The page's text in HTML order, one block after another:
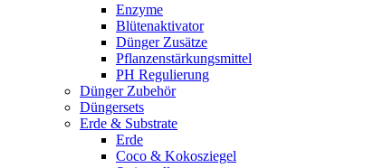
Enzyme
Blütenaktivator
Dünger Zusätze
Pflanzenstärkungsmittel
PH Regulierung
Dünger Zubehör
Düngersets
Erde & Substrate
Erde
Coco & Kokosziegel